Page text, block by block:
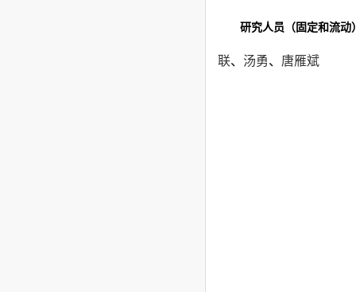
研究人员（固定和流动
联、 汤勇、 唐雁斌